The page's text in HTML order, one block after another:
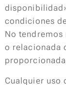
condiciones
No
o relacionada
Cualquier uso